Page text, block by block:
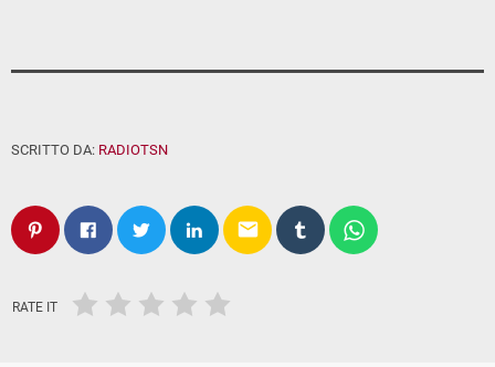
SCRITTO DA: RADIOTSN
email
RATE IT